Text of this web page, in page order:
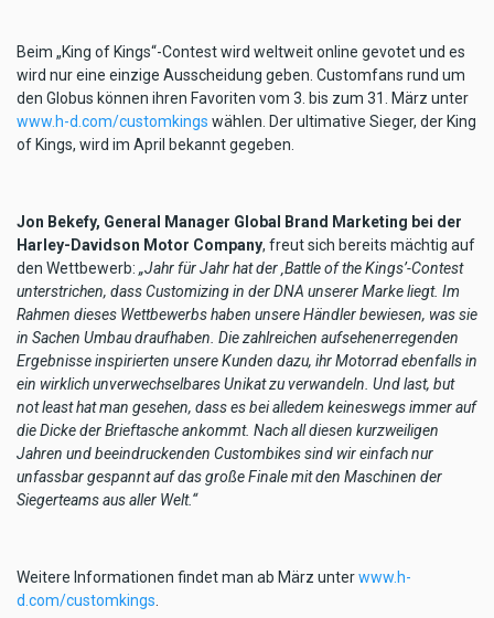
Beim „King of Kings“-Contest wird weltweit online gevotet und es
wird nur eine einzige Ausscheidung geben. Customfans rund um
den Globus können ihren Favoriten vom 3. bis zum 31. März unter
www.h-d.com/customkings wählen. Der ultimative Sieger, der King
of Kings, wird im April bekannt gegeben.
Jon Bekefy, General Manager Global Brand Marketing bei der
Harley-Davidson Motor Company, freut sich bereits mächtig auf
den Wettbewerb: „Jahr für Jahr hat der ‚Battle of the Kings’-Contest
unterstrichen, dass Customizing in der DNA unserer Marke liegt. Im
Rahmen dieses Wettbewerbs haben unsere Händler bewiesen, was sie
in Sachen Umbau draufhaben. Die zahlreichen aufsehenerregenden
Ergebnisse inspirierten unsere Kunden dazu, ihr Motorrad ebenfalls in
ein wirklich unverwechselbares Unikat zu verwandeln. Und last, but
not least hat man gesehen, dass es bei alledem keineswegs immer auf
die Dicke der Brieftasche ankommt. Nach all diesen kurzweiligen
Jahren und beeindruckenden Custombikes sind wir einfach nur
unfassbar gespannt auf das große Finale mit den Maschinen der
Siegerteams aus aller Welt.“
Weitere Informationen findet man ab März unterwww.h-
d.com/customkings